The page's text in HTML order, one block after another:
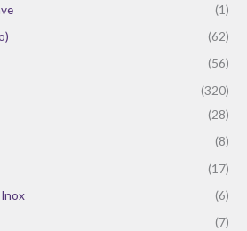
(1)
(62)
(56)
(320)
(28)
(8)
(17)
(6)
(7)